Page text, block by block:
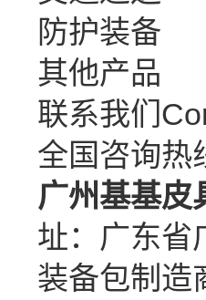
防护装备
其他产品
联系我们
全国咨询热
广州基基皮
址：广东省
装备包制造